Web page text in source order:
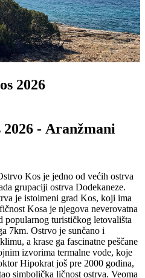
2026
- Aranžmani
Kos je jedno od većih ostrva
grupaciji ostrva Dodekaneze.
je istoimeni grad Kos, koji ima
Kosa je njegova neverovatna
popularnog turističkog letovališta
7km. Ostrvo je sunčano i
a krase ga fascinatne peščane
izvorima termalne vode, koje
Hipokrat još pre 2000 godina,
simbolička ličnost ostrva. Veoma